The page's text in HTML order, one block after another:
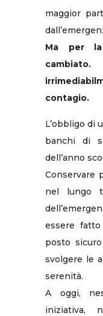
maggior
Ma per
contagio.
L’obbligo di
banchi di
dell’anno
Conservare
nel lungo
essere
posto
svolgere le
serenità.
A oggi,
iniziativa,